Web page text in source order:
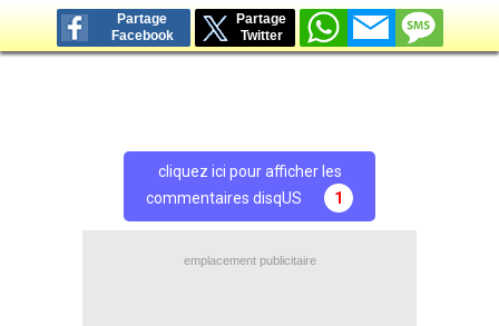
Partage
Facebook
Partage
Twitter
cliquez ici pour afficher les
commentaires disqUS
1
emplacement publicitaire